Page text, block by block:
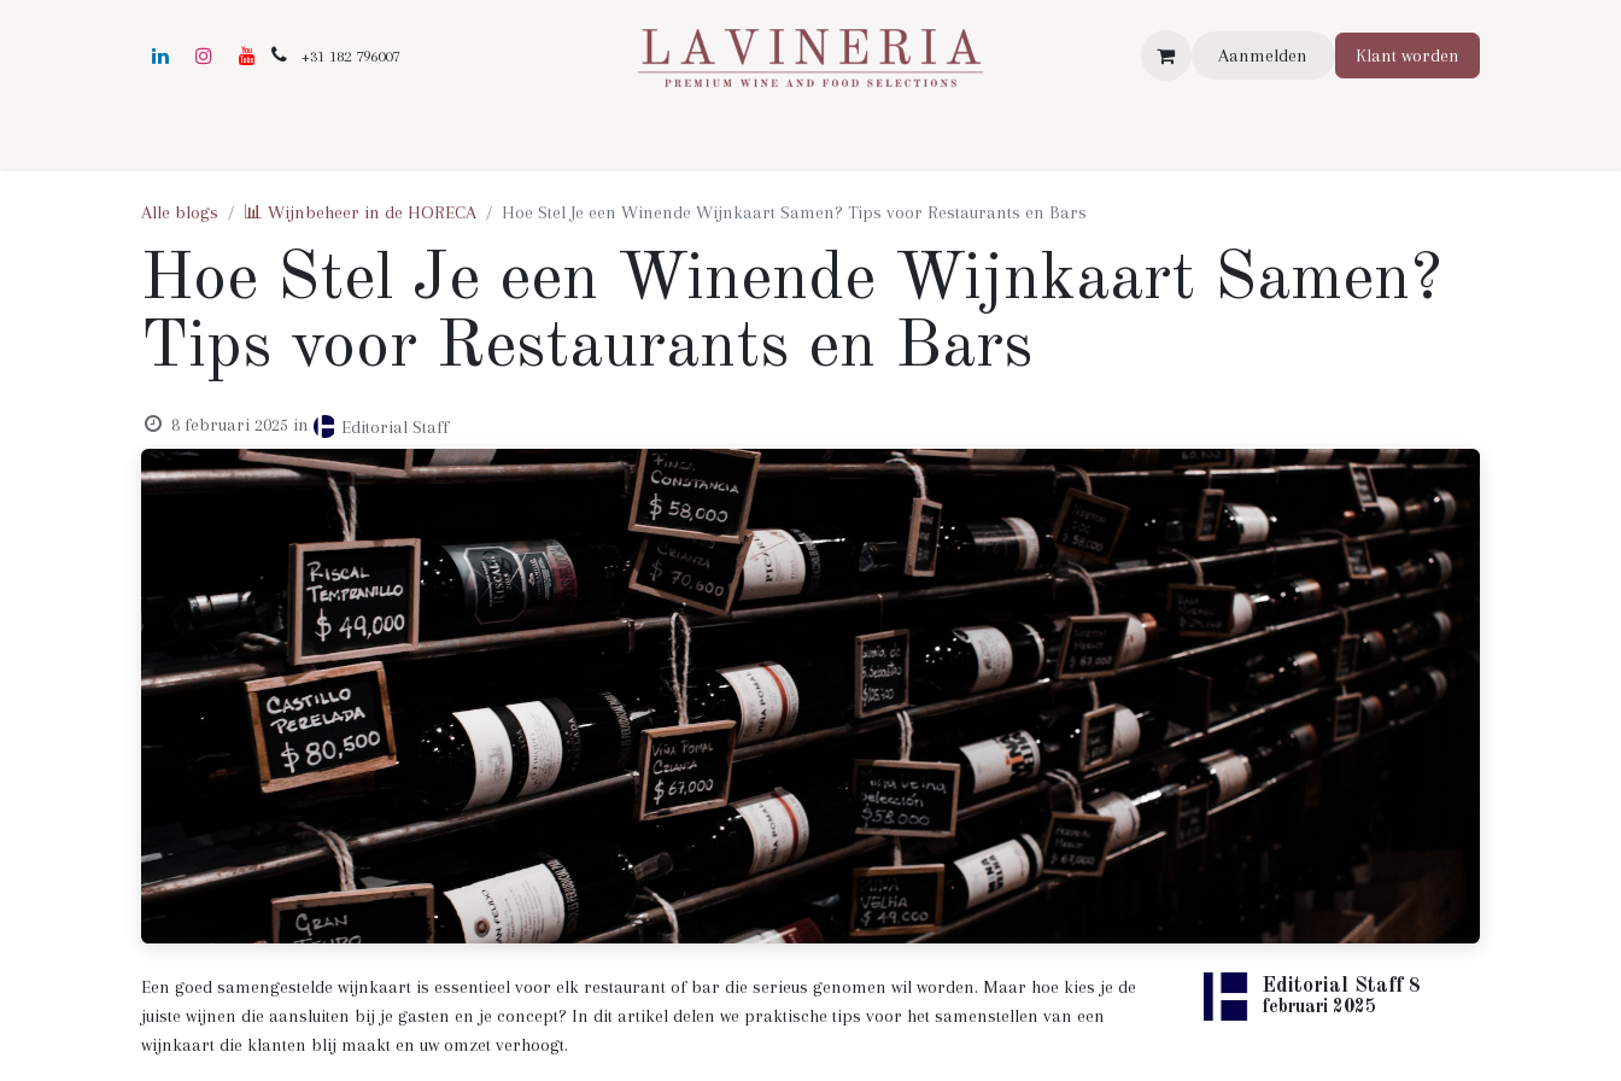
+31 182 796007 Aanmelden Klant worden
Alle blogs 📊 Wijnbeheer in de HORECA Hoe Stel Je een Winende Wijnkaart Samen? Tips voor Restaurants en Bars
Hoe Stel Je een Winende Wijnkaart Samen?
Tips voor Restaurants en Bars
8 februari 2025 in Editorial Staff
Een goed samengestelde wijnkaart is essentieel voor elk restaurant of bar die serieus genomen wil worden. Maar hoe kies je de
juiste wijnen die aansluiten bij je gasten en je concept? In dit artikel delen we praktische tips voor het samenstellen van een
wijnkaart die klanten blij maakt en uw omzet verhoogt.
Editorial Staff 8
februari 2025